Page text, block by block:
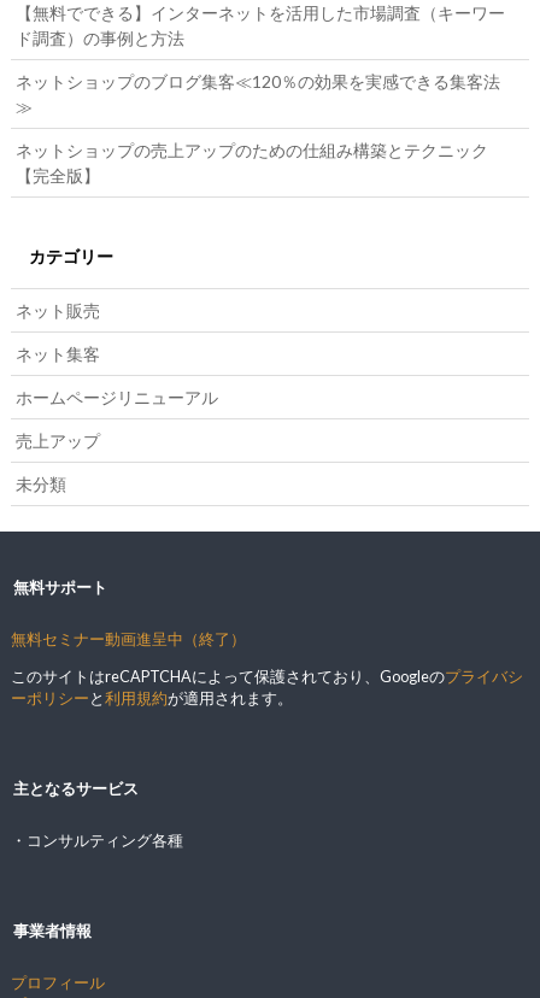
【無料でできる】インターネットを活用した市場調査（キーワー
ド調査）の事例と方法
ネットショップのブログ集客≪120％の効果を実感できる集客法
≫
ネットショップの売上アップのための仕組み構築とテクニック
【完全版】
カテゴリー
ネット販売
ネット集客
ホームページリニューアル
売上アップ
未分類
無料サポート
無料セミナー動画進呈中（終了）
このサイトはreCAPTCHAによって保護されており、Googleのプライバシ
ーポリシー と 利用規約が適用されます。
主となるサービス
・コンサルティング各種
事業者情報
プロフィール